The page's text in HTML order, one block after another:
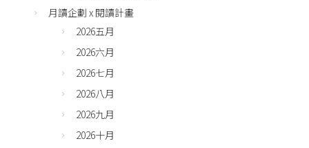
月讀企劃 x 閱讀計畫
2026五月
2026六月
2026七月
2026八月
2026九月
2026十月